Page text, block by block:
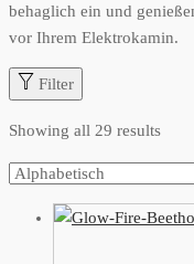
behaglich ein und
vor Ihrem Elektrokamin.
Filter
Showing all 29 results